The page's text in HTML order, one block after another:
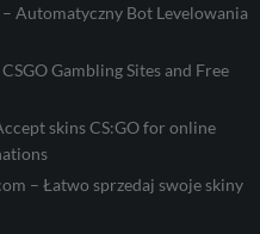
– Automatyczny Bot Levelowania
Gambling Sites and Free
skins CS:GO for online
– Łatwo sprzedaj swoje skiny